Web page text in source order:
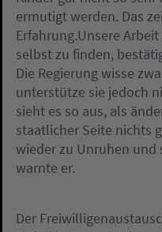
ermutigt werden. Das
Erfahrung.Unsere
selbst zu finden,
Die Regierung wisse
unterstütze sie jedoch
sieht es so aus, als
staatlicher Seite nichts
wieder zu Unruhen und
warnte er.
Der